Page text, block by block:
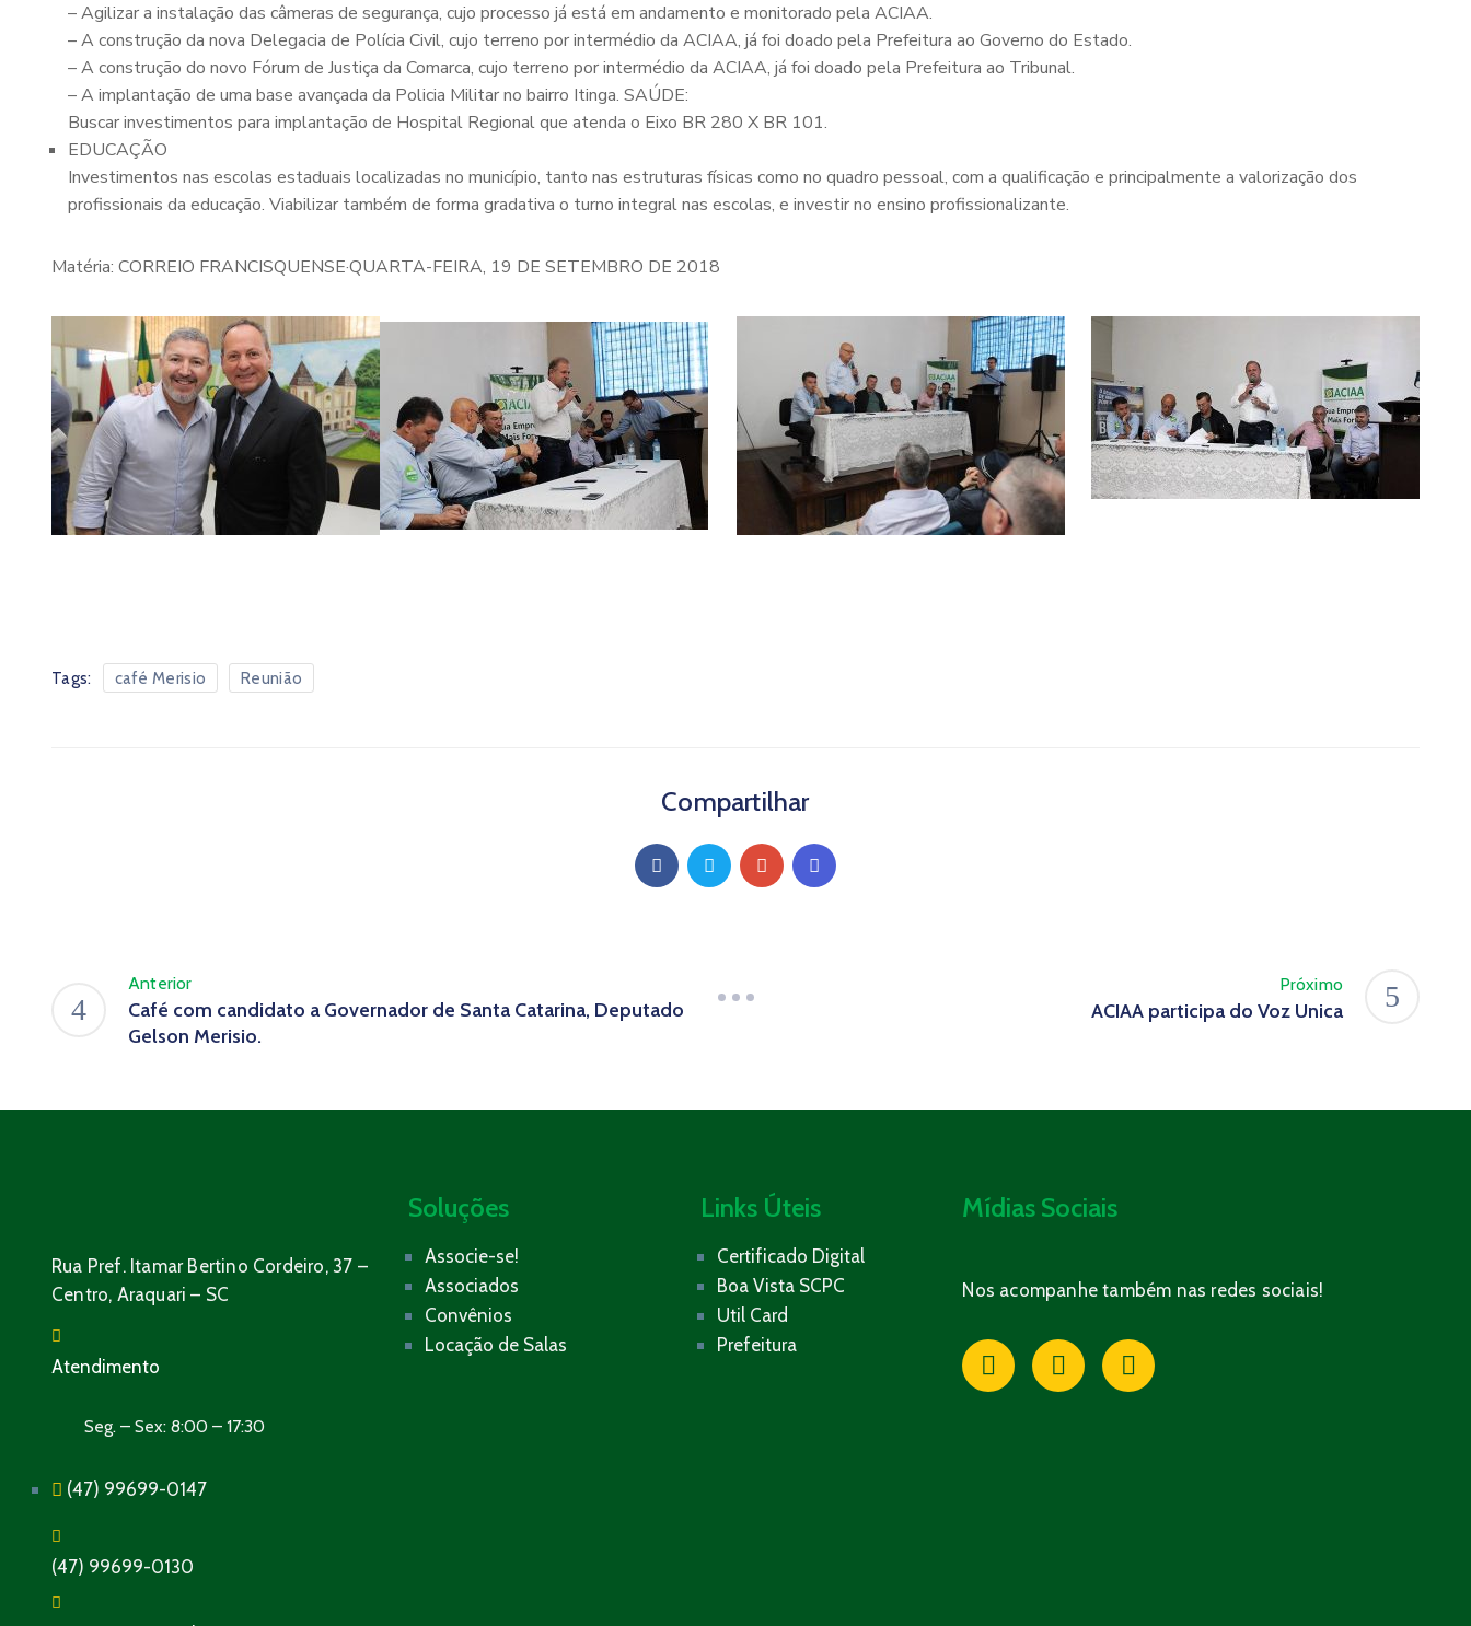
– Agilizar a instalação das câmeras de segurança, cujo processo já está em andamento e monitorado pela ACIAA.
– A construção da nova Delegacia de Polícia Civil, cujo terreno por intermédio da ACIAA, já foi doado pela Prefeitura ao Governo do Estado.
– A construção do novo Fórum de Justiça da Comarca, cujo terreno por intermédio da ACIAA, já foi doado pela Prefeitura ao Tribunal.
– A implantação de uma base avançada da Policia Militar no bairro Itinga. SAÚDE:
Buscar investimentos para implantação de Hospital Regional que atenda o Eixo BR 280 X BR 101.
EDUCAÇÃO
Investimentos nas escolas estaduais localizadas no município, tanto nas estruturas físicas como no quadro pessoal, com a qualificação e principalmente a valorização dos
profissionais da educação. Viabilizar também de forma gradativa o turno integral nas escolas, e investir no ensino profissionalizante.
Matéria: CORREIO FRANCISQUENSE·QUARTA-FEIRA, 19 DE SETEMBRO DE 2018
Tags: café Merisio Reunião
Compartilhar
Anterior
Café com candidato a Governador de Santa Catarina, Deputado
Gelson Merisio.
Próximo
ACIAA participa do Voz Unica
Rua Pref. Itamar Bertino Cordeiro, 37 –
Centro, Araquari – SC
Atendimento
Seg. – Sex: 8:00 – 17:30
(47) 99699-0147
(47) 99699-0130
Soluções
Associe-se!
Associados
Convênios
Locação de Salas
Links Úteis
Certificado Digital
Boa Vista SCPC
Util Card
Prefeitura
Mídias Sociais
Nos acompanhe também nas redes sociais!